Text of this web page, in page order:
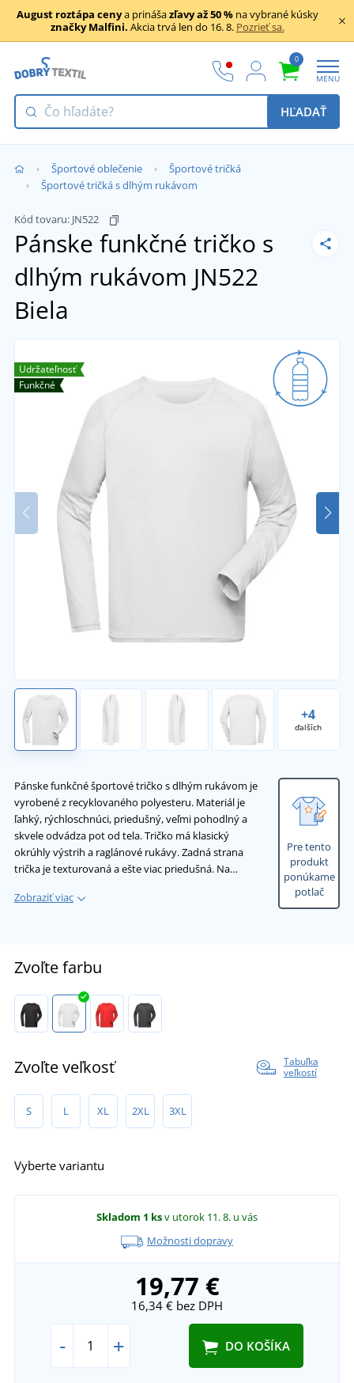
August roztápa cenya prinášazľavy až 50 %na vybrané kúsky
značky Malfini. Akcia trvá len do 16. 8. Pozrieť sa.
0
MENU
HĽADAŤ
Športové oblečenie
Športové tričká
Športové tričká s dlhým rukávom
Kód tovaru: JN522
Pánske funkčné tričko s
dlhým rukávom JN522
Biela
+4
ďalších
Udržateľnosť
Funkčné
Pánske funkčné športové tričko s dlhým rukávom je
vyrobené z recyklovaného polyesteru. Materiál je
ľahký, rýchloschnúci, priedušný, veľmi pohodlný a
skvele odvádza pot od tela. Tričko má klasický
okrúhly výstrih a raglánové rukávy. Zadná strana
trička je texturovaná a ešte viac priedušná. Na…
Zobraziť viac
Pre tento
produkt
ponúkame
potlač
Zvoľte farbu
Zvoľte veľkosť
Tabuľka
veľkostí
S L XL 2XL 3XL
Vyberte variantu
Skladom 1 ksv utorok 11. 8. u vás
Možnosti dopravy
19,77 €
16,34 € bez DPH
- + DO KOŠÍKA